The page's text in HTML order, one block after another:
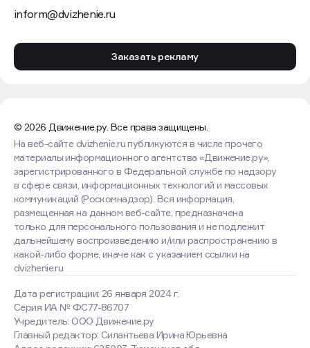
inform@dvizhenie.ru
Заказать рекламу
© 2026 Движение.ру. Все права защищены.
Дата регистрации: 26 января 2024 г.
Серия ИА № ФС77-86707
Учредитель: ООО Движение.ру
Главный редактор: Силантьева Ирина Юрьевна
На веб-сайте dvizhenie.ru публикуются в числе прочего
материалы информационного агентства «Движение.ру»,
зарегистрированного в Федеральной службе по надзору
в сфере связи, информационных технологий и массовых
коммуникаций (Роскомнадзор). Вся информация,
размещенная на данном веб-сайте, предназначена
только для персонального пользования и не подлежит
дальнейшему воспроизведению и/или распространению в
какой-либо форме, иначе как с указанием ссылки на
dvizhenie.ru